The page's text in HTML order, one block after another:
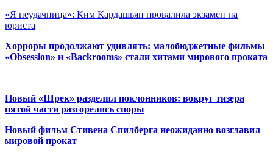
«Я неудачница»: Ким Кардашьян провалила экзамен на
юриста
Хорроры продолжают удивлять: малобюджетные фильмы
«Obsession» и «Backrooms» стали хитами мирового проката
Новый «Шрек» разделил поклонников: вокруг тизера
пятой части разгорелись споры
Новый фильм Стивена Спилберга неожиданно возглавил
мировой прокат